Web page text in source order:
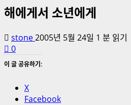
해에게서 소년에게
stone2005년 5월 24일 1 분 읽기
0
이 글 공유하기:
X
Facebook